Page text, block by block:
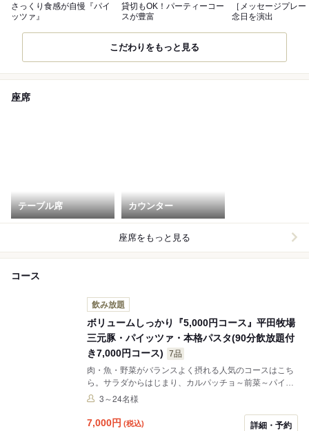
さっくり食感が自慢『パイ
ッツァ』
貸切もOK！パーティーコー
スが豊富
［メッセージプレ
念日を演出
こだわりをもっと見る
座席
テーブル席 カウンター
座席をもっと見る
コース
飲み放題
ボリュームしっかり『5,000円コース』平田牧場
三元豚・パイッツァ・本格パスタ(90分飲放題付
き7,000円コース)
7品
肉・魚・野菜がバランスよく摂れる人気のコースはこち
ら。サラダからはじまり、カルパッチョ～前菜～パイッ
ツァと季節を感じる食材に触れ、パスタや、「三元豚肩
容です。
3～24名様
7,000円 (税込) 詳細・予約